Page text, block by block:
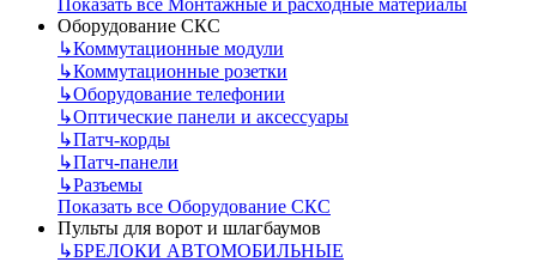
Показать все Монтажные и расходные материалы
Оборудование СКС
↳Коммутационные модули
↳Коммутационные розетки
↳Оборудование телефонии
↳Оптические панели и аксессуары
↳Патч-корды
↳Патч-панели
↳Разъемы
Показать все Оборудование СКС
Пульты для ворот и шлагбаумов
↳БРЕЛОКИ АВТОМОБИЛЬНЫЕ